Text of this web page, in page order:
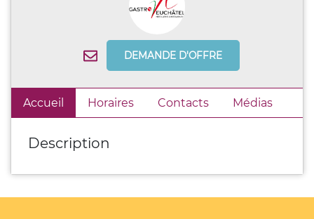
DEMANDE D'OFFRE
Accueil Horaires Contacts Médias
Description